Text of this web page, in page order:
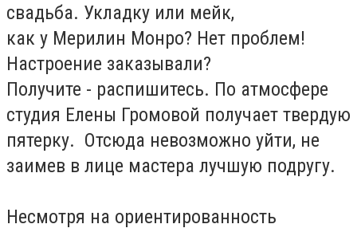
свадьба. Укладку или мейк,
как у Мерилин Монро? Нет проблем!
Настроение заказывали?
Получите - распишитесь. По атмосфере
студия Елены Громовой получает твердую
пятерку. Отсюда невозможно уйти, не
заимев в лице мастера лучшую подругу.
Несмотря на ориентированность